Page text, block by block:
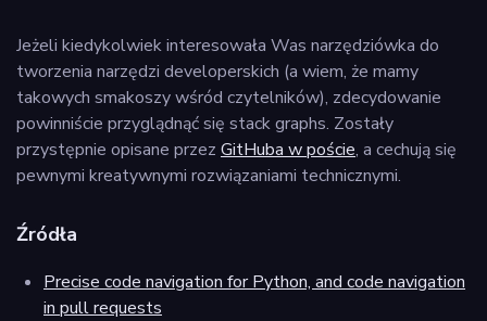
Jeżeli kiedykolwiek interesowała Was narzędziówka do
tworzenia narzędzi developerskich (a wiem, że mamy
takowych smakoszy wśród czytelników), zdecydowanie
powinniście przyglądnąć się stack graphs. Zostały
przystępnie opisane przez GitHuba w poście, a cechują się
pewnymi kreatywnymi rozwiązaniami technicznymi.
Źródła
Precise code navigation for Python, and code navigation
in pull requests